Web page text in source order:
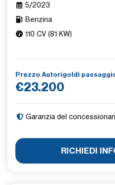
5/2023
Benzina
110 CV (81 KW)
Prezzo Autorigoldi
€23.200
Garanzia del
RICHIEDI